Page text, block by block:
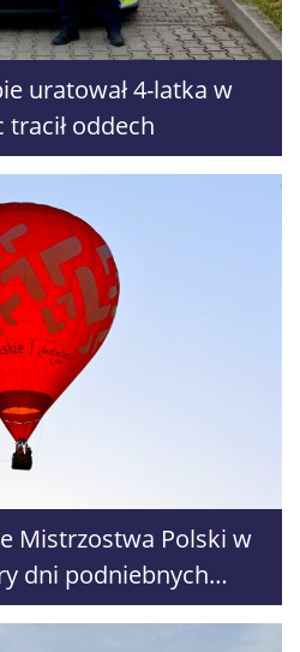
uratował 4-latka w
tracił oddech
Mistrzostwa Polski w
dni podniebnych
pokazów